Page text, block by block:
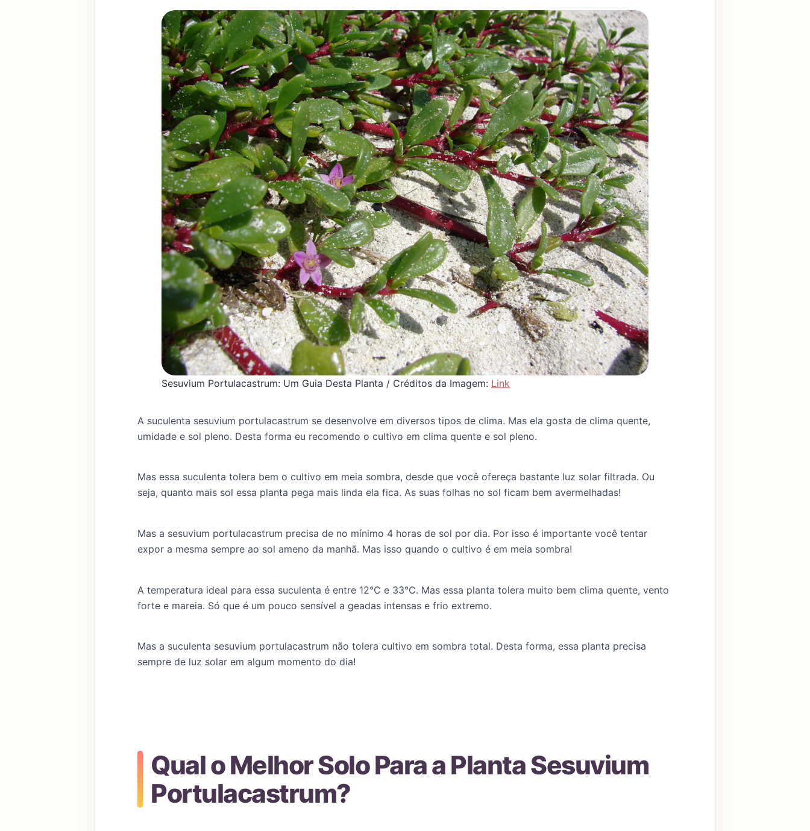
Sesuvium Portulacastrum: Um Guia Desta Planta / Créditos da Imagem: Link
A suculenta sesuvium portulacastrum se desenvolve em diversos tipos de clima. Mas ela gosta de clima quente,
umidade e sol pleno. Desta forma eu recomendo o cultivo em clima quente e sol pleno.
Mas essa suculenta tolera bem o cultivo em meia sombra, desde que você ofereça bastante luz solar filtrada. Ou
seja, quanto mais sol essa planta pega mais linda ela fica. As suas folhas no sol ficam bem avermelhadas!
Mas a sesuvium portulacastrum precisa de no mínimo 4 horas de sol por dia. Por isso é importante você tentar
expor a mesma sempre ao sol ameno da manhã. Mas isso quando o cultivo é em meia sombra!
A temperatura ideal para essa suculenta é entre 12°C e 33°C. Mas essa planta tolera muito bem clima quente, vento
forte e mareia. Só que é um pouco sensível a geadas intensas e frio extremo.
Mas a suculenta sesuvium portulacastrum não tolera cultivo em sombra total. Desta forma, essa planta precisa
sempre de luz solar em algum momento do dia!
Qual o Melhor Solo Para a Planta Sesuvium
Portulacastrum?